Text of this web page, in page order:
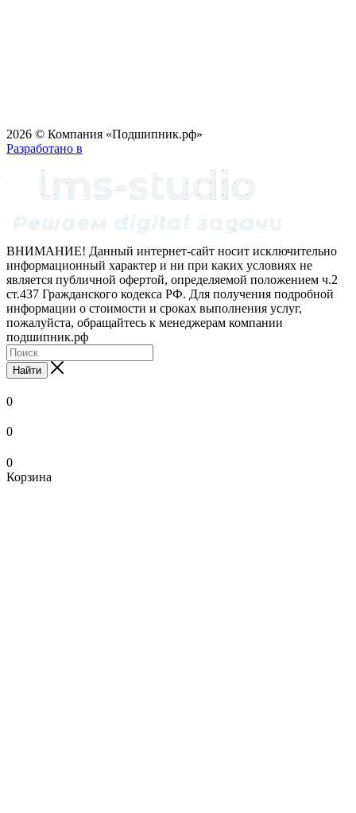
2026 © Компания «Подшипник.рф»
Разработано в
ВНИМАНИЕ! Данный интернет-сайт носит исключительно
информационный характер и ни при каких условиях не
является публичной офертой, определяемой положением ч.2
ст.437 Гражданского кодекса РФ. Для получения подробной
информации о стоимости и сроках выполнения услуг,
пожалуйста, обращайтесь к менеджерам компании
подшипник.рф
Найти
0
0
0
Корзина